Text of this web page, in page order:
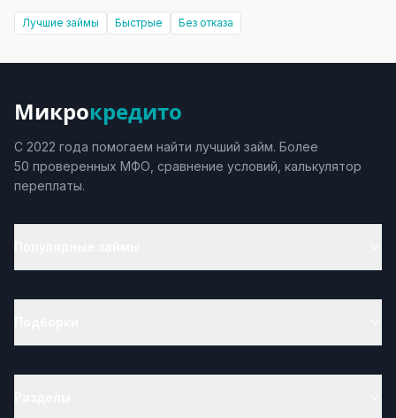
Лучшие займы Быстрые Без отказа
Микрокредито
С 2022 года помогаем найти лучший займ. Более
50 проверенных МФО, сравнение условий, калькулятор
переплаты.